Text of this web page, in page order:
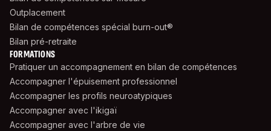
Outplacement
Bilan de compétences spécial burn-out®
Bilan pré-retraite
FORMATIONS
Pratiquer un accompagnement en bilan de compétences
Accompagner l'épuisement professionnel
Accompagner les profils neuroatypiques
Accompagner avec l'ikigaï
Accompagner avec l'arbre de vie